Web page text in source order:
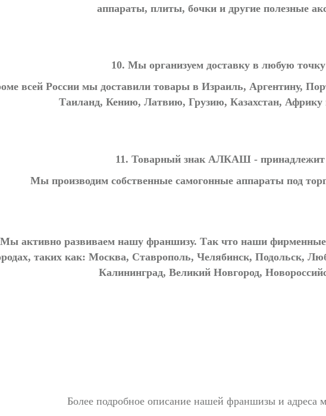
аппараты, плиты, бочки и другие полезные
10. Мы организуем доставку в любую
всей России мы доставили товары в Израиль, Аргентину,
Таиланд, Кению, Латвию, Грузию, Казахстан, Африку
11. Товарный знак АЛКАШ -
Мы производим собственные самогонные аппараты под
активно развиваем нашу франшизу. Так что наши
таких как: Москва, Ставрополь, Челябинск, Подольск,
Калининград, Великий Новгород,
Более подробное описание нашей франшизы и адреса